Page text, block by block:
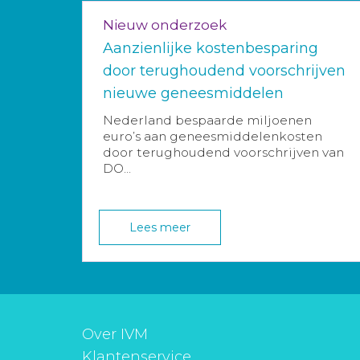
Nieuw onderzoek
Aanzienlijke kostenbesparing
door terughoudend voorschrijven
nieuwe geneesmiddelen
Nederland bespaarde miljoenen
euro’s aan geneesmiddelenkosten
door terughoudend voorschrijven van
DO...
Lees meer
Over IVM